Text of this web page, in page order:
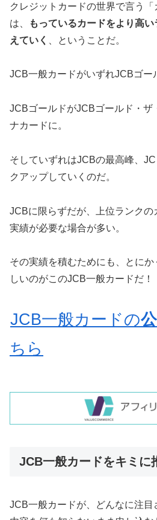
クレジットカードの世界で言う
は、
もっているカードをより高
えていく
、ということだ。
JCB一般カードがいずれJCBゴー
JCBゴールドがJCBゴールド・ザ
ナカードに。
そしていずれはJCBの最高峰、
クアップしていくのだ。
JCBに限らずだが、上位ランクの
実績が必要な場合が多い。
その実績を積むためにも、とに
しいのがこのJCB一般カードだ！
JCB一般カードの
ちら
JCB一般カードをキミに
JCB一般カードが、どんなに注目